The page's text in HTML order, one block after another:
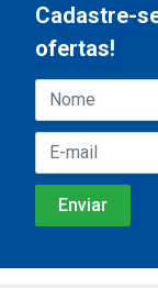
Cadastre-
ofertas!